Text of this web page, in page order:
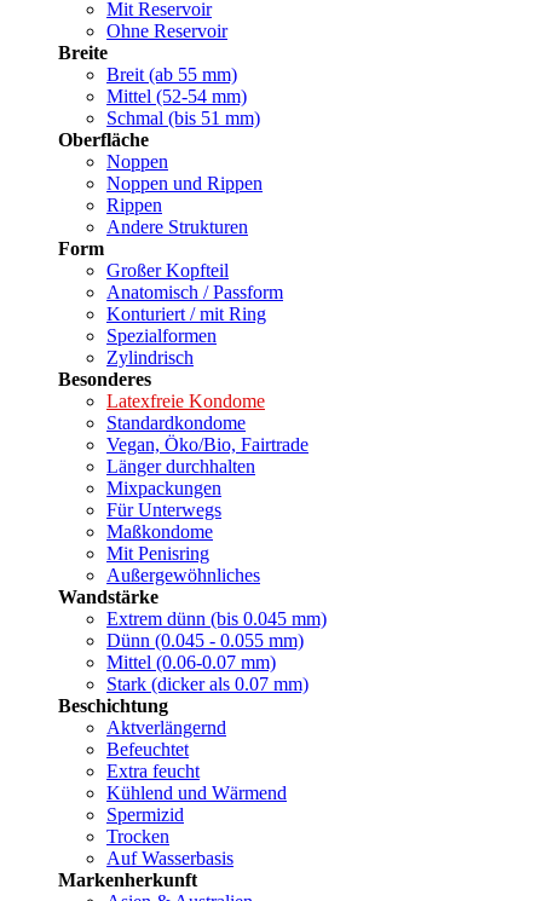
Mit Reservoir
Ohne Reservoir
Breite
Breit (ab 55 mm)
Mittel (52-54 mm)
Schmal (bis 51 mm)
Oberfläche
Noppen
Noppen und Rippen
Rippen
Andere Strukturen
Form
Großer Kopfteil
Anatomisch / Passform
Konturiert / mit Ring
Spezialformen
Zylindrisch
Besonderes
Latexfreie Kondome
Standardkondome
Vegan, Öko/Bio, Fairtrade
Länger durchhalten
Mixpackungen
Für Unterwegs
Maßkondome
Mit Penisring
Außergewöhnliches
Wandstärke
Extrem dünn (bis 0.045 mm)
Dünn (0.045 - 0.055 mm)
Mittel (0.06-0.07 mm)
Stark (dicker als 0.07 mm)
Beschichtung
Aktverlängernd
Befeuchtet
Extra feucht
Kühlend und Wärmend
Spermizid
Trocken
Auf Wasserbasis
Markenherkunft